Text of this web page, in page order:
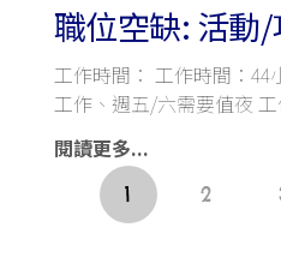
職位空缺: 活動
工作時間： 工作時間：44
工作、週五/六需要值夜
閱讀更多...
1 2